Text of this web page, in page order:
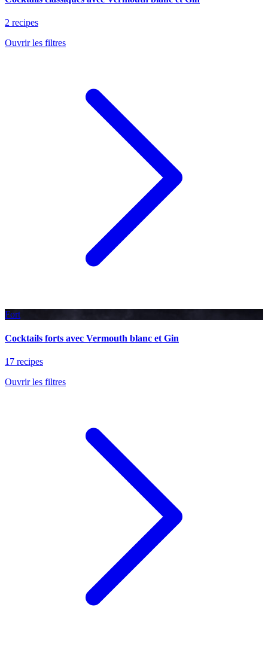
2 recipes
Ouvrir les filtres
Fort
Cocktails forts avec Vermouth blanc et Gin
17 recipes
Ouvrir les filtres